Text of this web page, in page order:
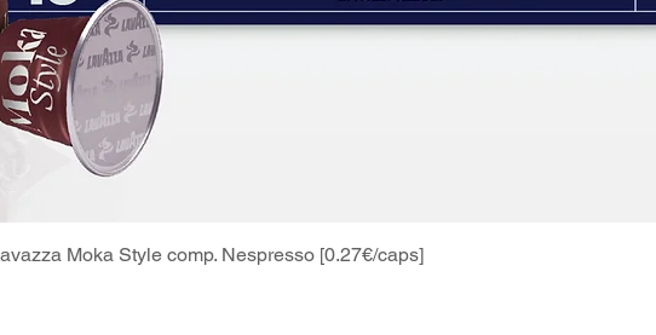
Vista rapida
Moka Style comp. Nespresso [0.27€/caps]